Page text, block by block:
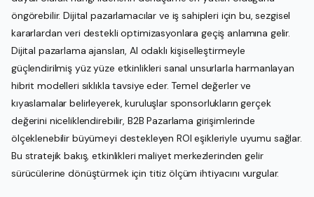
öngörebilir. Dijital pazarlamacılar ve iş sahipleri için bu, sezgisel
kararlardan veri destekli optimizasyonlara geçiş anlamına gelir.
Dijital pazarlama ajansları, AI odaklı kişiselleştirmeyle
güçlendirilmiş yüz yüze etkinlikleri sanal unsurlarla harmanlayan
hibrit modelleri sıklıkla tavsiye eder. Temel değerler ve
kıyaslamalar belirleyerek, kuruluşlar sponsorlukların gerçek
değerini niceliklendirebilir, B2B Pazarlama girişimlerinde
ölçeklenebilir büyümeyi destekleyen ROI eşikleriyle uyumu sağlar.
Bu stratejik bakış, etkinlikleri maliyet merkezlerinden gelir
sürücülerine dönüştürmek için titiz ölçüm ihtiyacını vurgular.